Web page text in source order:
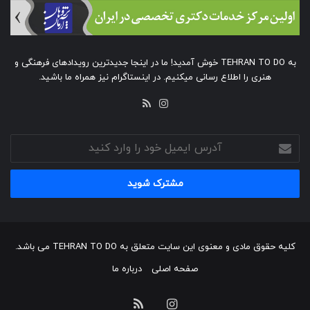
به TEHRAN TO DO خوش آمدید! ما در اینجا جدیدترین رویدادهای فرهنگی و
هنری را اطلاع رسانی میکنیم. در اینستاگرام نیز همراه ما باشید.
اینستاگرام
آدرس
ایمیل
خود
وارد
کلیه حقوق مادی و معنوی این سایت متعلق به TEHRAN TO DO می باشد.
صفحه اصلی
درباره ما
اینستاگرام